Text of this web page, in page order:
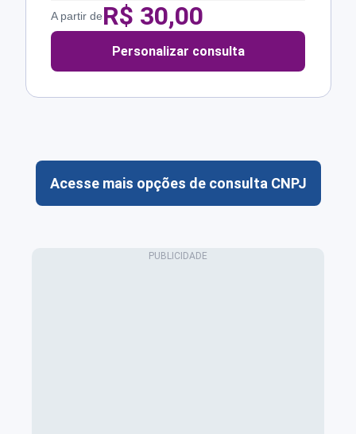
A partir deR$ 30,00
Personalizar consulta
Acesse mais opções de consulta CNPJ